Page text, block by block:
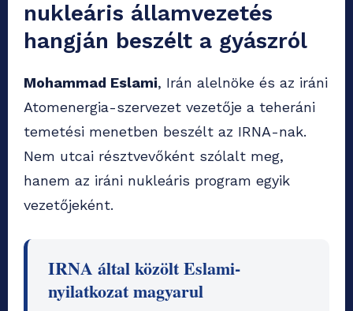
nukleáris államvezetés
hangján beszélt a gyászról
Mohammad Eslami, Irán alelnöke és az iráni
Atomenergia-szervezet vezetője a teheráni
temetési menetben beszélt az IRNA-nak.
Nem utcai résztvevőként szólalt meg,
hanem az iráni nukleáris program egyik
vezetőjeként.
IRNA által közölt Eslami-
nyilatkozat magyarul